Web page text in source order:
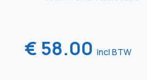
€ 58.00 incl BTW